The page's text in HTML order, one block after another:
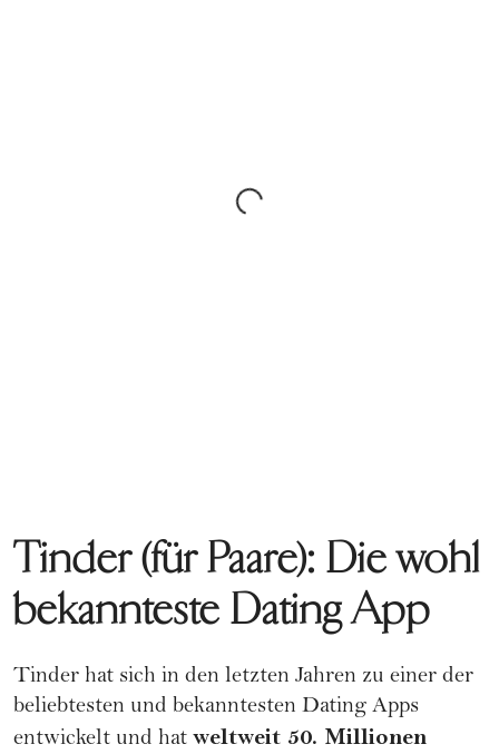
Tinder (für Paare): Die wohl
bekannteste Dating App
Tinder hat sich in den letzten Jahren zu einer der
beliebtesten und bekanntesten Dating Apps
entwickelt und hat weltweit 50. Millionen